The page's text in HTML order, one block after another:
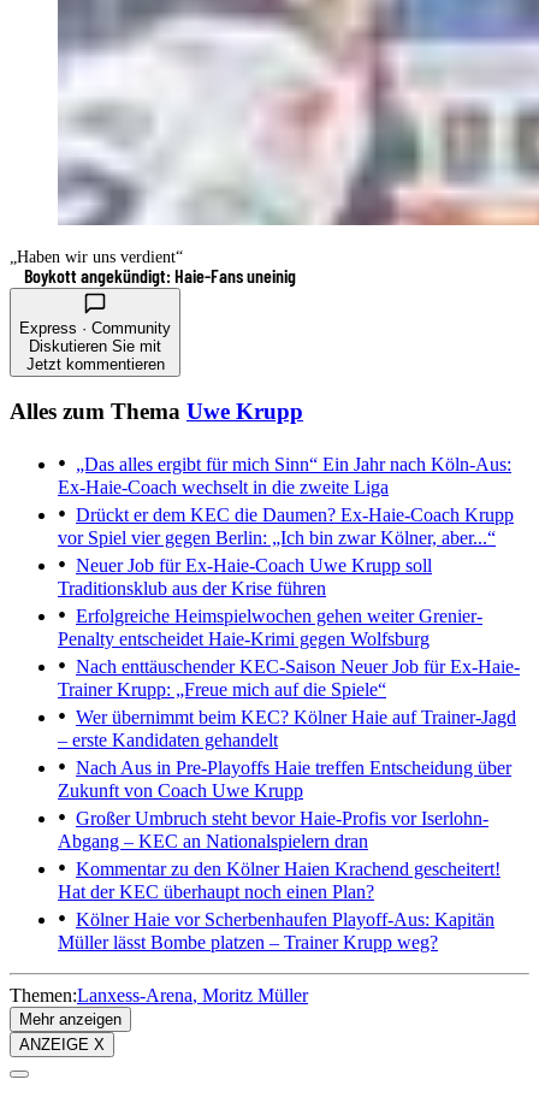
„Haben wir uns verdient“
Boykott angekündigt: Haie-Fans uneinig
Express · Community
Diskutieren Sie mit
Jetzt kommentieren
Alles zum Thema Uwe Krupp
„Das alles ergibt für mich Sinn“ Ein Jahr nach Köln-Aus:
Ex-Haie-Coach wechselt in die zweite Liga
Drückt er dem KEC die Daumen? Ex-Haie-Coach Krupp
vor Spiel vier gegen Berlin: „Ich bin zwar Kölner, aber...“
Neuer Job für Ex-Haie-Coach Uwe Krupp soll
Traditionsklub aus der Krise führen
Erfolgreiche Heimspielwochen gehen weiterGrenier-
Penalty entscheidet Haie-Krimi gegen Wolfsburg
Nach enttäuschender KEC-Saison Neuer Job für Ex-Haie-
Trainer Krupp: „Freue mich auf die Spiele“
Wer übernimmt beim KEC? Kölner Haie auf Trainer-Jagd
– erste Kandidaten gehandelt
Nach Aus in Pre-Playoffs Haie treffen Entscheidung über
Zukunft von Coach Uwe Krupp
Großer Umbruch steht bevorHaie-Profis vor Iserlohn-
Abgang – KEC an Nationalspielern dran
Kommentar zu den Kölner Haien Krachend gescheitert!
Hat der KEC überhaupt noch einen Plan?
Kölner Haie vor Scherbenhaufen Playoff-Aus: Kapitän
Müller lässt Bombe platzen – Trainer Krupp weg?
Themen:Lanxess-Arena Moritz Müller
Mehr anzeigen
ANZEIGE X